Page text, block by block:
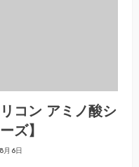
コン アミノ酸シ
ズ】
月6日